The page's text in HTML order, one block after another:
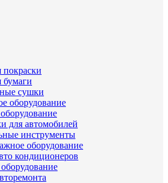
покраски
бумаги
сушки
оборудование
для автомобилей
инструменты
оборудование
кондиционеров